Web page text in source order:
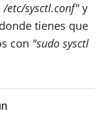
/etc/sysctl.conf"y
tienes que
con "sudo sysctl